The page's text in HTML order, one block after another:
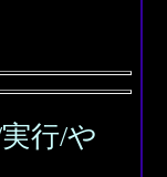
行/や